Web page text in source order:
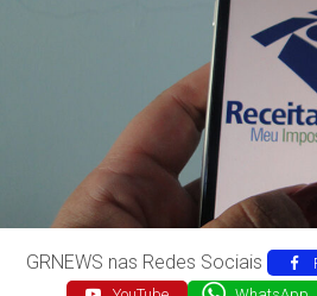
GRNEWS nas Redes Sociais